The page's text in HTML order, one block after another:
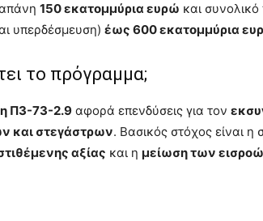
150 εκατομμύρια ευρώ και συνολικό
υπερδέσμευση) έως 600 εκατομμύρια
το πρόγραμμα;
Π3-73-2.9 αφορά επενδύσεις για τον
και στεγάστρων. Βασικός στόχος είναι η
αξίας και η μείωση των